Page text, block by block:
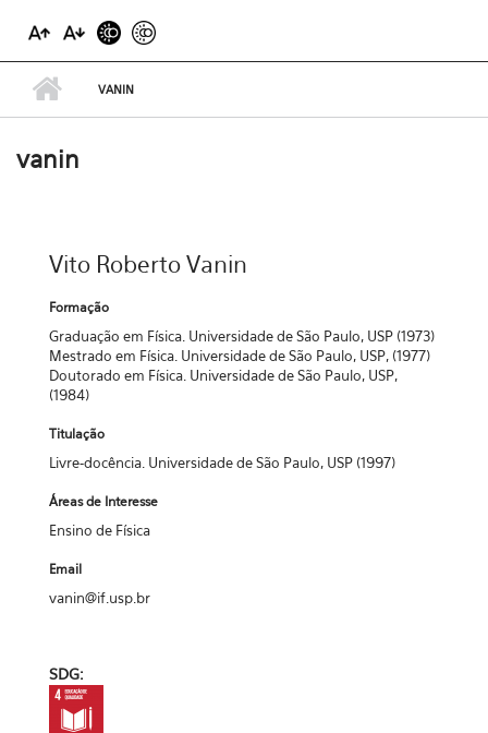
VANIN
vanin
Vito Roberto Vanin
Formação
Graduação em Física. Universidade de São Paulo, USP (1973)
Mestrado em Física. Universidade de São Paulo, USP, (1977)
Doutorado em Física. Universidade de São Paulo, USP,
(1984)
Titulação
Livre-docência. Universidade de São Paulo, USP (1997)
Áreas de Interesse
Ensino de Física
Email
vanin@if.usp.br
SDG: